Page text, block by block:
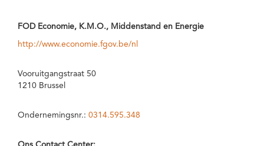
FOD Economie, K.M.O., Middenstand en Energie
http://www.economie.fgov.be/nl
Vooruitgangstraat 50
1210 Brussel
Ondernemingsnr.: 0314.595.348